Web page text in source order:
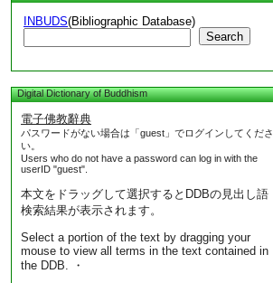
INBUDS(Bibliographic Database)
Search
Digital Dictionary of Buddhism
電子佛教辭典
パスワードがない場合は「guest」でログインしてくださ
い。
Users who do not have a password can log in with the
userID "guest".
本文をドラッグして選択するとDDBの見出し語
検索結果が表示されます。
Select a portion of the text by dragging your
mouse to view all terms in the text contained in
the DDB. ・